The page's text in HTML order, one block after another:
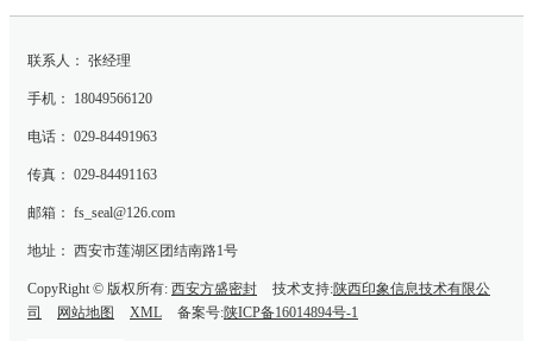
联系人： 张经理
手机： 18049566120
电话： 029-84491963
传真： 029-84491163
邮箱： fs_seal@126.com
地址： 西安市莲湖区团结南路1号
CopyRight © 版权所有: 西安方盛密封 技术支持:陕西印象信息技术有限公
司
网站地图 XML 备案号:陕ICP备16014894号-1